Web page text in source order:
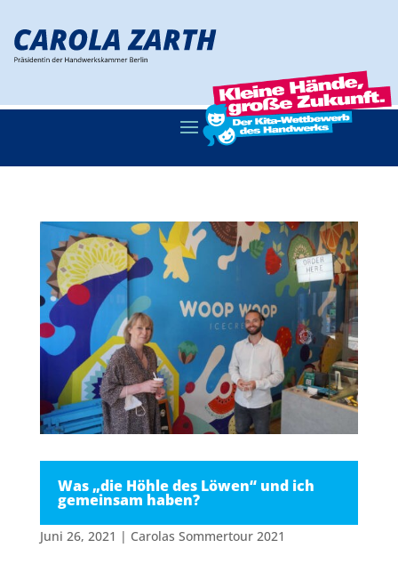
Was „die Höhle des Löwen“ und ich
gemein­sam haben?
Juni 26, 2021 | Carolas Sommertour 2021